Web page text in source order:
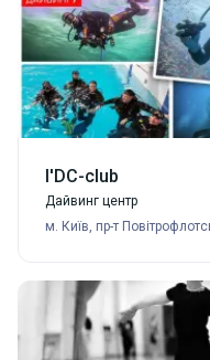
I'DC-club
Дайвинг центр
м. Київ, пр-т